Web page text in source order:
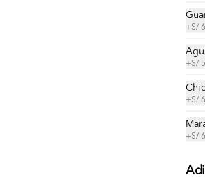
S/ 28.00
Taco de
Tortilla, frijol,
cremas ,
+S/
+S/
+S/
+S/